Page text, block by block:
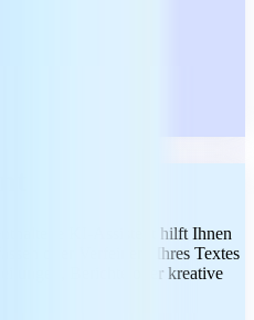
KI-Assistent hilft Ihnen
oder Verfeinern Ihres Textes
Berichte oder kreative